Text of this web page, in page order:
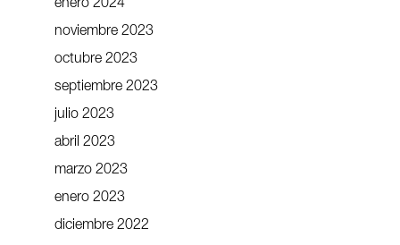
enero 2024
noviembre 2023
octubre 2023
septiembre 2023
julio 2023
abril 2023
marzo 2023
enero 2023
diciembre 2022